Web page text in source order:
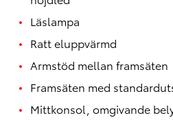
Läslampa
Ratt eluppvärmd
Armstöd mellan framsäten
Framsäten med
Mittkonsol, omgivande